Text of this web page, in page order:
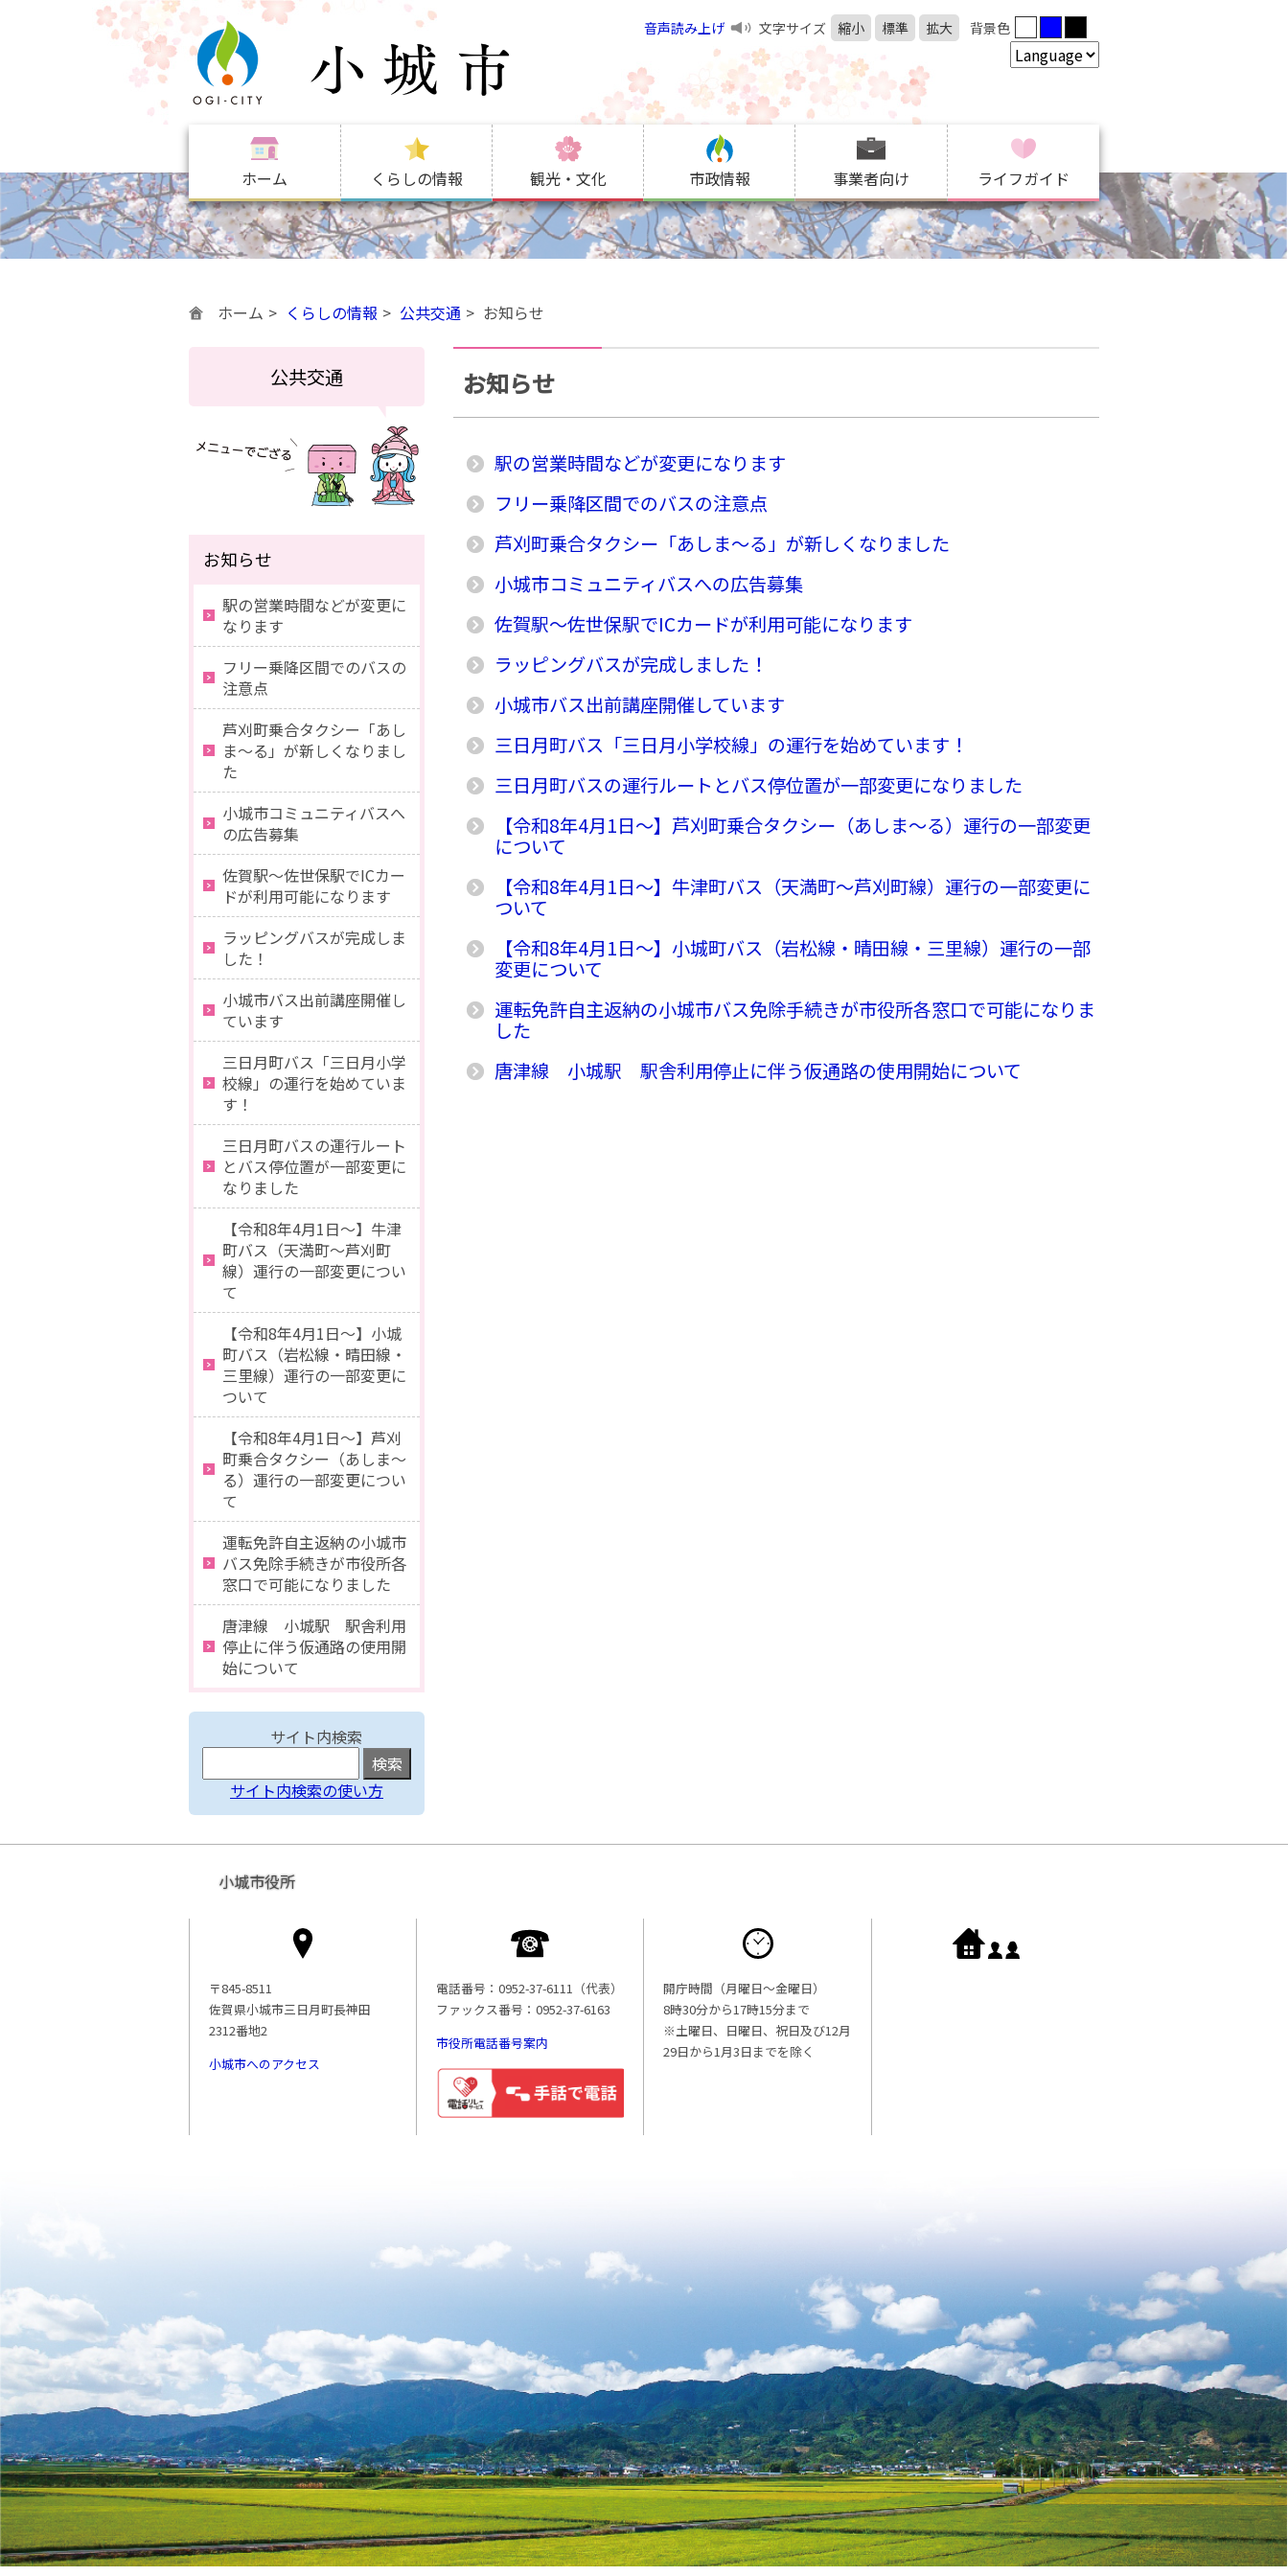
音声読み上げ 文字サイズ 縮小 標準 拡大 背景色
ホーム くらしの情報 観光・文化 市政情報 事業者向け ライフガイド
ホーム くらしの情報 公共交通 お知らせ
お知らせ
駅の営業時間などが変更になります
フリー乗降区間でのバスの注意点
芦刈町乗合タクシー「あしま〜る」が新しくなりました
小城市コミュニティバスへの広告募集
佐賀駅〜佐世保駅でICカードが利用可能になります
ラッピングバスが完成しました！
小城市バス出前講座開催しています
三日月町バス「三日月小学校線」の運行を始めています！
三日月町バスの運行ルートとバス停位置が一部変更になりました
【令和8年4月1日〜】芦刈町乗合タクシー（あしま〜る）運行の一部変更
について
【令和8年4月1日〜】牛津町バス（天満町〜芦刈町線）運行の一部変更に
ついて
【令和8年4月1日〜】小城町バス（岩松線・晴田線・三里線）運行の一部
変更について
運転免許自主返納の小城市バス免除手続きが市役所各窓口で可能になりま
した
唐津線 小城駅 駅舎利用停止に伴う仮通路の使用開始について
公共交通
お知らせ
駅の営業時間などが変更に
なります
フリー乗降区間でのバスの
注意点
芦刈町乗合タクシー「あし
ま〜る」が新しくなりまし
た
小城市コミュニティバスへ
の広告募集
佐賀駅〜佐世保駅でICカー
ドが利用可能になります
ラッピングバスが完成しま
した！
小城市バス出前講座開催し
ています
三日月町バス「三日月小学
校線」の運行を始めていま
す！
三日月町バスの運行ルート
とバス停位置が一部変更に
なりました
【令和8年4月1日〜】牛津
町バス（天満町〜芦刈町
線）運行の一部変更につい
て
【令和8年4月1日〜】小城
町バス（岩松線・晴田線・
三里線）運行の一部変更に
ついて
【令和8年4月1日〜】芦刈
町乗合タクシー（あしま〜
る）運行の一部変更につい
て
運転免許自主返納の小城市
バス免除手続きが市役所各
窓口で可能になりました
唐津線 小城駅 駅舎利用
停止に伴う仮通路の使用開
始について
サイト内検索
サイト内検索の使い方
小城市役所
〒845-8511
佐賀県小城市三日月町長神田
2312番地2
小城市へのアクセス
電話番号：0952-37-6111（代表）
ファックス番号：0952-37-6163
市役所電話番号案内
開庁時間（月曜日〜金曜日）
8時30分から17時15分まで
※土曜日、日曜日、祝日及び12月
29日から1月3日までを除く